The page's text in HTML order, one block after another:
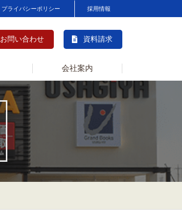
プライバシーポリシー 採用情報
お問い合わせ 資料請求
会社案内